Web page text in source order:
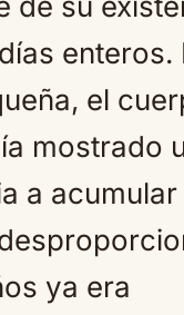
enteros.
el
mostrado
a
ya era